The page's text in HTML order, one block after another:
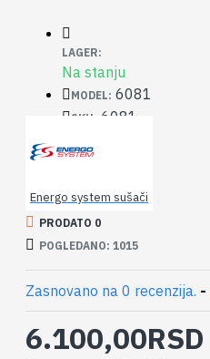
LAGER:
Na stanju
MODEL: 6081
SKU: 6081
Energo system sušači
PRODATO 0
POGLEDANO: 1015
Zasnovano na 0 recenzija. -
6.100,00RSD